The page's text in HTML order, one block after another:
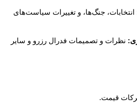
جنگ‌ها، و تغییرات سیاست‌های
نظرات و تصمیمات فدرال رزرو و سایر
قیمت.